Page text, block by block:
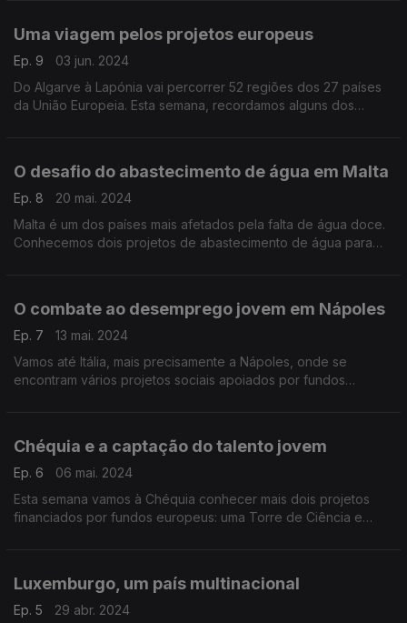
Uma viagem pelos projetos europeus
Ep. 9
03 jun. 2024
Do Algarve à Lapónia vai percorrer 52 regiões dos 27 países
da União Europeia. Esta semana, recordamos alguns dos
O desafio do abastecimento de água em Malta
Ep. 8
20 mai. 2024
Malta é um dos países mais afetados pela falta de água doce.
Conhecemos dois projetos de abastecimento de água para
O combate ao desemprego jovem em Nápoles
Ep. 7
13 mai. 2024
Vamos até Itália, mais precisamente a Nápoles, onde se
encontram vários projetos sociais apoiados por fundos
Chéquia e a captação do talento jovem
Ep. 6
06 mai. 2024
Esta semana vamos à Chéquia conhecer mais dois projetos
financiados por fundos europeus: uma Torre de Ciência e
Luxemburgo, um país multinacional
Ep. 5
29 abr. 2024